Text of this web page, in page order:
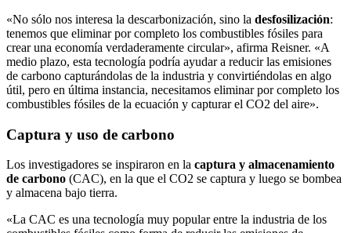
«No sólo nos interesa la descarbonización, sino la desfosilización:
tenemos que eliminar por completo los combustibles fósiles para
crear una economía verdaderamente circular», afirma Reisner. «A
medio plazo, esta tecnología podría ayudar a reducir las emisiones
de carbono capturándolas de la industria y convirtiéndolas en algo
útil, pero en última instancia, necesitamos eliminar por completo los
combustibles fósiles de la ecuación y capturar el CO2 del aire».
Captura y uso de carbono
Los investigadores se inspiraron en la captura y almacenamiento
de carbono (CAC), en la que el CO2 se captura y luego se bombea
y almacena bajo tierra.
«La CAC es una tecnología muy popular entre la industria de los